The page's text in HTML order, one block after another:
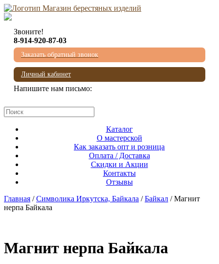
Звоните!
8-914-920-87-03
Заказать обратный звонок
Личный кабинет
Напишите нам письмо:
Каталог
О мастерской
Как заказать опт и розница
Оплата / Доставка
Скидки и Акции
Контакты
Отзывы
Главная /Символика Иркутска, Байкала /Байкал / Магнит
нерпа Байкала
Магнит нерпа Байкала